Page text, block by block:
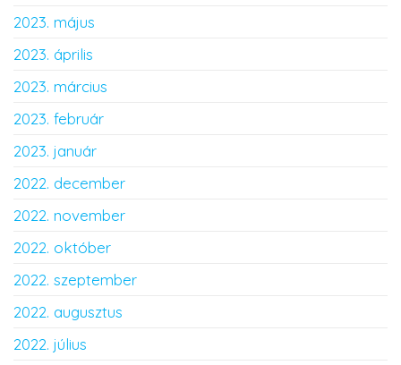
2023. május
2023. április
2023. március
2023. február
2023. január
2022. december
2022. november
2022. október
2022. szeptember
2022. augusztus
2022. július